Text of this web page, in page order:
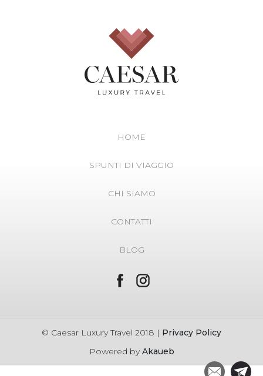
HOME
SPUNTI DI VIAGGIO
CHI SIAMO
CONTATTI
BLOG
© Caesar Luxury Travel 2018 | Privacy Policy
Powered byAkaueb